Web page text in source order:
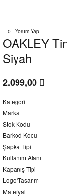
0 - Yorum Yap
OAKLEY
Siyah
2.099,00
Kategori
Marka
Stok Kodu
Barkod Kodu
Şapka Tipi
Kullanım Alanı
Kapanış Tipi
Logo/Tasarım
Materyal